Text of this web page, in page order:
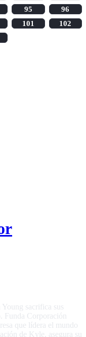
95
96
101
102
sacrifica sus
Funda Corporación
que lídera el mundo
de Kyle, asegura su